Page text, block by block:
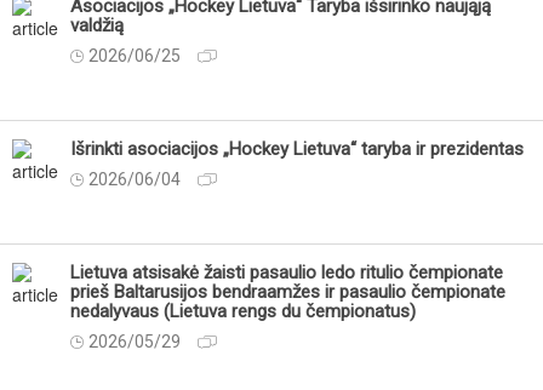
Asociacijos „Hockey Lietuva“ Taryba išsirinko naująją
valdžią
2026/06/25
Išrinkti asociacijos „Hockey Lietuva“ taryba ir prezidentas
2026/06/04
Lietuva atsisakė žaisti pasaulio ledo ritulio čempionate
prieš Baltarusijos bendraamžes ir pasaulio čempionate
nedalyvaus (Lietuva rengs du čempionatus)
2026/05/29